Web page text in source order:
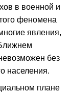
в военной и
феномена
явления,
без
населения.
плане